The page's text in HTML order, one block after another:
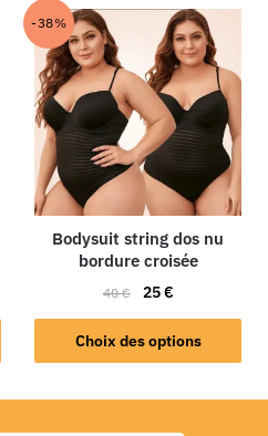
-38%
Bodysuit string dos nu
bordure croisée
40€ 25€
Choix des options